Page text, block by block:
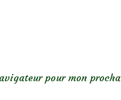
pour mon